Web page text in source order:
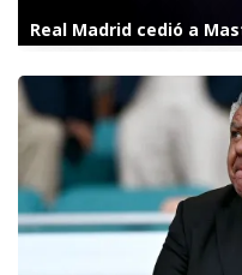
Real Madrid cedió a